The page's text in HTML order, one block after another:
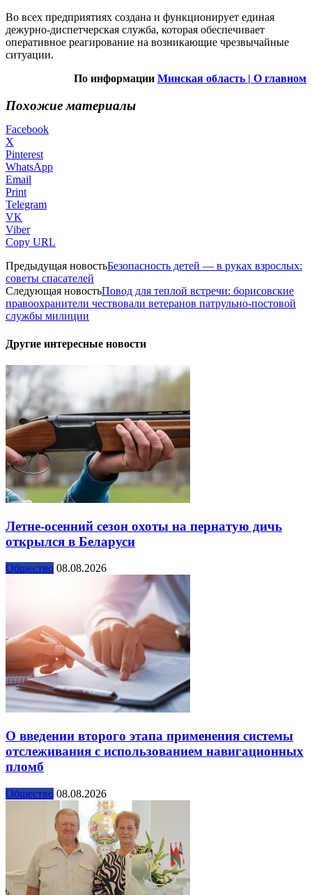
Во всех предприятиях создана и функционирует единая
дежурно-диспетчерская служба, которая обеспечивает
оперативное реагирование на возникающие чрезвычайные
ситуации.
По информации Минская область | О главном
Похожие материалы
Facebook
X
Pinterest
WhatsApp
Email
Print
Telegram
VK
Viber
Copy URL
Предыдущая новостьБезопасность детей — в руках взрослых:
советы спасателей
Следующая новостьПовод для теплой встречи: борисовские
правоохранители чествовали ветеранов патрульно-постовой
службы милиции
Другие интересные новости
Летне-осенний сезон охоты на пернатую дичь
открылся в Беларуси
Общество 08.08.2026
О введении второго этапа применения системы
отслеживания с использованием навигационных
пломб
Общество 08.08.2026